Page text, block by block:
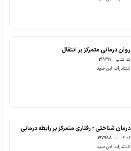
روان درمانی متمرکز بر انتقال
کد کتاب : 198297
انتشارات ابن سینا
درمان شناختی - رفتاری متمرکز بر رابطه درمانی
کد کتاب : 197988
انتشارات ابن سینا